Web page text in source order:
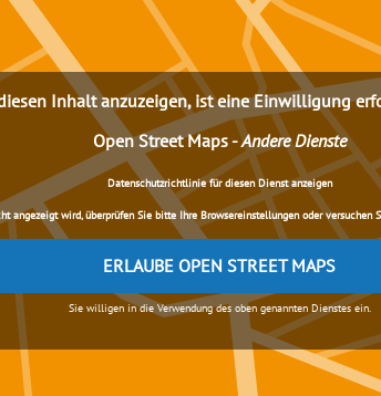
Inhalt anzuzeigen, ist eine Einwilligung
Open Street Maps-Andere Dienste
Datenschutzrichtlinie für diesen Dienst anzeigen
wird, überprüfen Sie bitte Ihre Browsereinstellungen oder
ERLAUBE OPEN STREET MAPS
Sie willigen in die Verwendung des oben genannten Dienstes ein.